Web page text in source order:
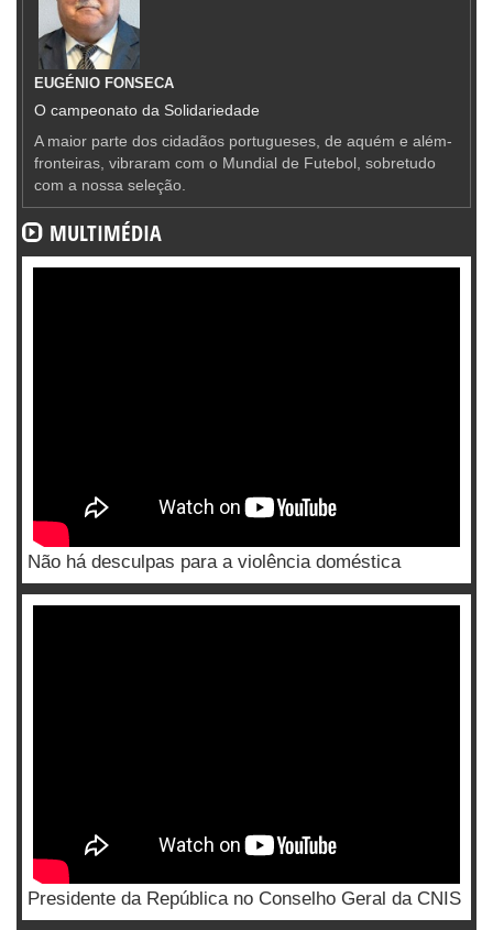
EUGÉNIO FONSECA
O campeonato da Solidariedade
A maior parte dos cidadãos portugueses, de aquém e além-
fronteiras, vibraram com o Mundial de Futebol, sobretudo
com a nossa seleção.
MULTIMÉDIA
Não há desculpas para a violência doméstica
Presidente da República no Conselho Geral da CNIS